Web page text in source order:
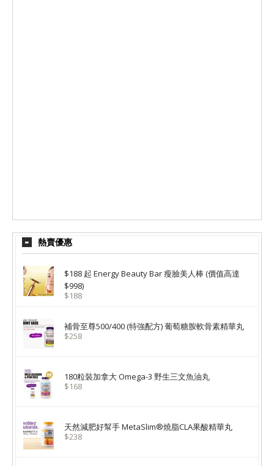
熱賣優惠
$188 起 Energy Beauty Bar 瘦臉美人棒 (價值高達
$998)
$188
補骨至尊500/400 (特強配方) 葡萄糖胺軟骨素精華丸
$258
180粒裝加拿大 Omega-3 野生三文魚油丸
$168
天然減肥好幫手 MetaSlim®燒脂CLA果酸精華丸
$238